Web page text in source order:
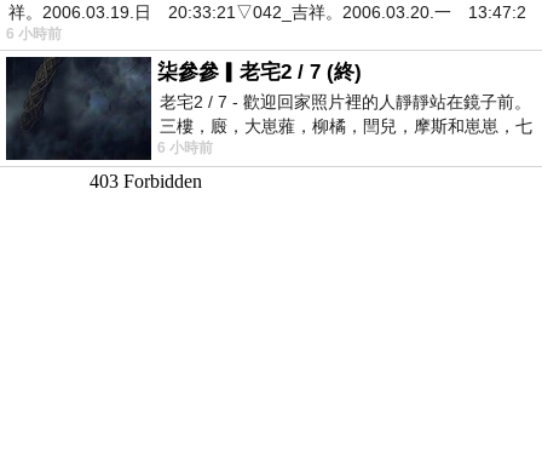
祥。2006.03.19.日 20:33:21▽042_吉祥。2006.03.20.一 13:47:2
6 小時前
柒參參▎老宅2 / 7 (終)
老宅2 / 7 - 歡迎回家照片裡的人靜靜站在鏡子前。
三樓，廄，大崽蕥，柳橘，閆兒，摩斯和崽崽，七
個人整整齊齊地站在鏡框之外，如同
6 小時前